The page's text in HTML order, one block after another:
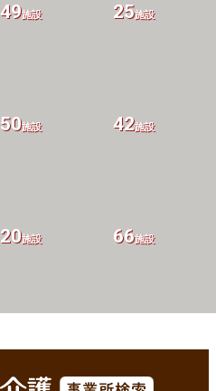
5施設 12施設
20施設 66施設
50施設 42施設
49施設 25施設